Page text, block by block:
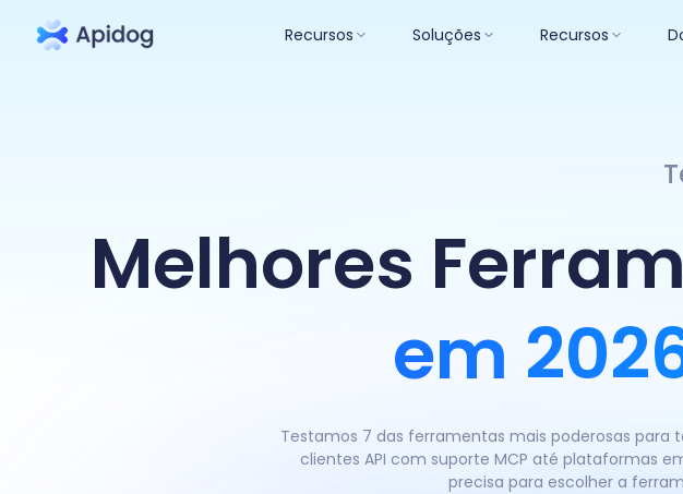
Recursos Soluções Recursos
Melhores
em
Testamos 7 das ferramentas mais poderosas
clientes API com suporte MCP até plataformas
precisa para escolher a